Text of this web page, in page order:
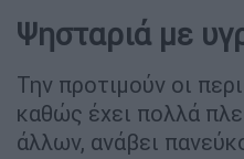
Ψησταριά με
Την προτιμούν οι
καθώς έχει πολλά
άλλων, ανάβει